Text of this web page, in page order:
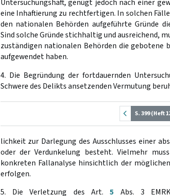
Untersuchungshaft, genügt jedoch nach einer
eine Inhaftierung zu rechtfertigen. In solchen
den nationalen Behörden aufgeführte Gründe
Sind solche Gründe stichhaltig und ausreichend,
zuständigen nationalen Behörden die gebotene
aufgewendet haben.
4. Die Begründung der fortdauernden
Schwere des Delikts ansetzenden Vermutung
S. 399 (Heft
lichkeit zur Darlegung des Ausschlusses einer
oder der Verdunkelung besteht. Vielmehr
konkreten Fallanalyse hinsichtlich der
erfolgen.
5. Die Verletzung des Art.5 Abs. 3